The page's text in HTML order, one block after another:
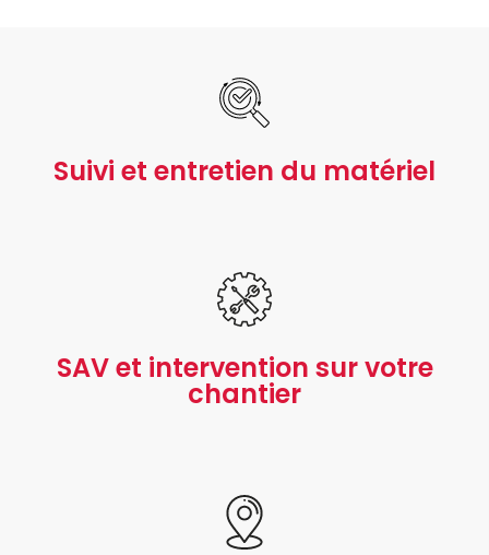
Suivi et entretien du matériel
SAV et intervention sur votre
chantier